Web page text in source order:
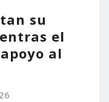
su
el
al